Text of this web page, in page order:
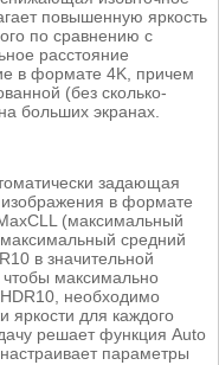
повышенную яркость
по сравнению с
расстояние
в формате 4K, причем
(без сколько-
больших экранах.
задающая
изображения в формате
(максимальный
средний
в значительной
чтобы максимально
необходимо
яркости для каждого
решает функция Auto
параметры